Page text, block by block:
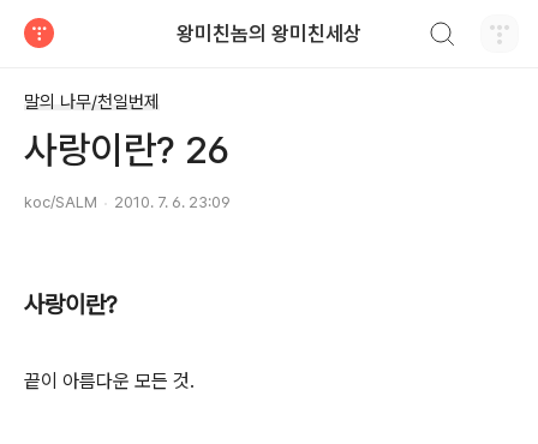
왕미친놈의 왕미친세상
말의 나무/천일번제
사랑이란? 26
koc/SALM 2010. 7. 6. 23:09
사랑이란?
끝이 아름다운 모든 것.